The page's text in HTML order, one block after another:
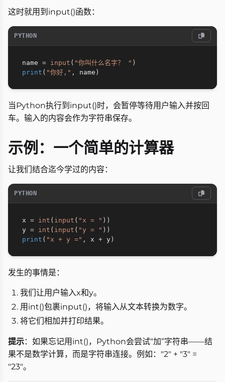
这时就用到input()函数：
PYTHON
name = input ( "你叫什么名字？ " )
print ( "你好," , name )
当Python执行到input()时，会暂停等待用户输入并按回
车。输入的内容会作为字符串保存。
示例：一个简单的计算器
让我们结合迄今学过的内容：
PYTHON
x = int ( input ( "x = " ) )
y = int ( input ( "y = " ) )
print ( "x + y =" , x + y )
发生的事情是：
我们让用户输入x和y。
用int()包裹input()，将输入从文本转换为数字。
将它们相加并打印结果。
提示：如果忘记用int()，Python会尝试“加”字符串——结
果不是数学计算，而是字符串连接。例如："2" + "3" =
"23"。